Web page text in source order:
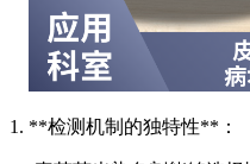
1. **检测机制的独特性**：